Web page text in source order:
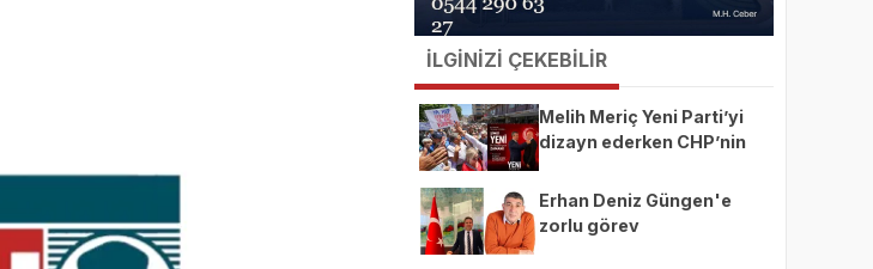
İLGİNİZİ ÇEKEBİLİR
Melih Meriç Yeni Parti’yi
dizayn ederken CHP’nin
Erhan Deniz Güngen'e
zorlu görev